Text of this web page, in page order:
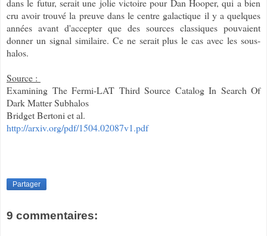
dans le futur, serait une jolie victoire pour Dan Hooper, qui a bien
cru avoir trouvé la preuve dans le centre galactique il y a quelques
années avant d'accepter que des sources classiques pouvaient
donner un signal similaire. Ce ne serait plus le cas avec les sous-
halos.
Source :
Examining The Fermi-LAT Third Source Catalog In Search Of
Dark Matter Subhalos
Bridget Bertoni et al.
http://arxiv.org/pdf/1504.02087v1.pdf
Partager
9 commentaires: